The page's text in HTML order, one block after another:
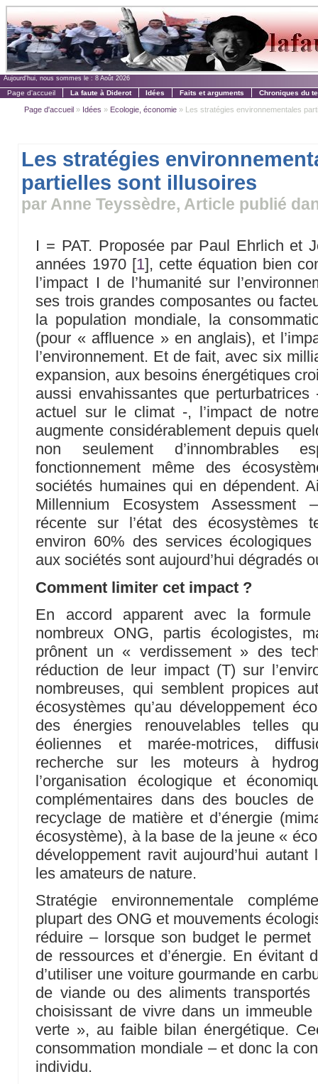
Aujourd'hui, nous sommes le : 8 Août 2026
Page d'accueil La faute à Diderot Idées Faits et arguments Chroniques du
Page d'accueil » Idées » Ecologie, économie » Les stratégies environnementales
Les stratégies
partielles sont illusoires
par Anne Teyssèdre, Article publié
I = PAT. Proposée par Paul Ehrlich et
années 1970[1], cette équation bien
l’impact I de l’humanité sur
ses trois grandes composantes ou
la population mondiale, la
(pour « affluence » en anglais), et
l’environnement. Et de fait, avec six
expansion, aux besoins énergétiques
aussi envahissantes que
actuel sur le climat -, l’impact de
augmente considérablement depuis
non seulement d’innombrables
fonctionnement même des
sociétés humaines qui en dépendent.
Millennium Ecosystem Assessment
récente sur l’état des écosystèmes
environ 60% des services
aux sociétés sont aujourd’hui dégradés
Comment limiter cet impact ?
En accord apparent avec la formule
nombreux ONG, partis écologistes,
prônent un « verdissement » des
réduction de leur impact (T) sur
nombreuses, qui semblent propices
écosystèmes qu’au développement
des énergies renouvelables telles
éoliennes et marée-motrices,
recherche sur les moteurs à
l’organisation écologique et
complémentaires dans des boucles de
recyclage de matière et d’énergie
écosystème), à la base de la jeune «
développement ravit aujourd’hui autant
les amateurs de nature.
Stratégie environnementale
plupart des ONG et mouvements
réduire – lorsque son budget le
de ressources et d’énergie. En évitant
d’utiliser une voiture gourmande en
de viande ou des aliments
choisissant de vivre dans un
verte », au faible bilan énergétique.
consommation mondiale – et donc la
individu.